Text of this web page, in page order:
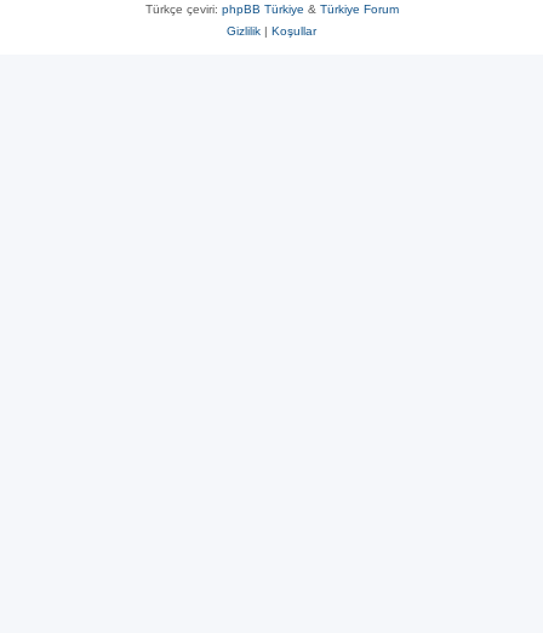
Türkçe çeviri: phpBB Türkiye & Türkiye Forum
Gizlilik | Koşullar